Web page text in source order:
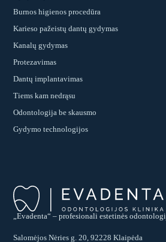
Burnos higienos procedūra
Karieso pažeistų dantų gydymas
Kanalų gydymas
Protezavimas
Dantų implantavimas
Tiems kam nedrąsu
Odontologija be skausmo
Gydymo technologijos
„Evadenta“ – profesionali estetinės
Salomėjos Nėries g. 20, 92228 Klaipėda